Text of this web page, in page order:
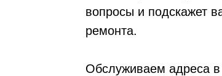
вопросы и подскажет
ремонта.
Обслуживаем адреса